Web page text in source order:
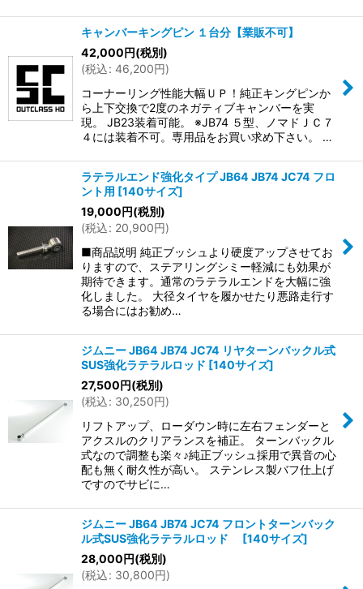
キャンバーキングピン １台分【業販不可】
42,000円(税別)
(税込: 46,200円)
コーナーリング性能大幅ＵＰ！純正キングピンか
ら上下交換で2度のネガティブキャンバーを実
現。 JB23装着可能。 ※JB74 ５型、ノマドＪＣ７
４には装着不可。専用品をお買い求め下さい。 …
ラテラルエンド強化タイプ JB64 JB74 JC74 フロ
ント用 [140サイズ]
19,000円(税別)
(税込: 20,900円)
■商品説明 純正ブッシュより硬度アップさせてお
りますので、ステアリングシミー軽減にも効果が
期待できます。通常のラテラルエンドを大幅に強
化しました。 大径タイヤを履かせたり悪路走行す
る場合にはお勧め…
ジムニー JB64 JB74 JC74 リヤターンバックル式
SUS強化ラテラルロッド [140サイズ]
27,500円(税別)
(税込: 30,250円)
リフトアップ、ローダウン時に左右フェンダーと
アクスルのクリアランスを補正。 ターンバックル
式なので調整も楽々♪純正ブッシュ採用で異音の心
配も無く耐久性が高い。 ステンレス製バフ仕上げ
ですのでサビに…
ジムニー JB64 JB74 JC74 フロントターンバック
ル式SUS強化ラテラルロッド
[140サイズ]
28,000円(税別)
(税込: 30,800円)